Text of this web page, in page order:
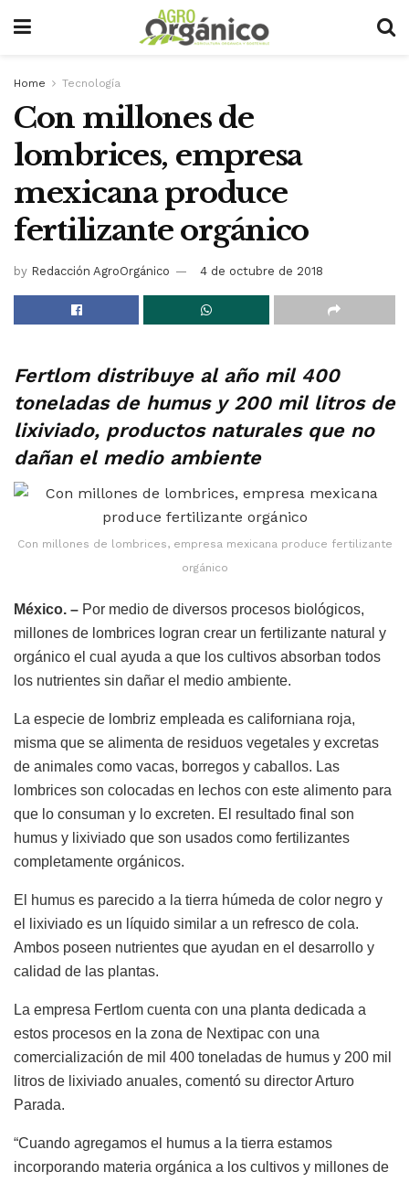
Home Tecnología
Con millones de
lombrices, empresa
mexicana produce
fertilizante orgánico
by Redacción AgroOrgánico 4 de octubre de 2018
Fertlom distribuye al año mil 400
toneladas de humus y 200 mil litros de
lixiviado, productos naturales que no
dañan el medio ambiente
Con millones de lombrices, empresa mexicana produce fertilizante
orgánico
México. – Por medio de diversos procesos biológicos,
millones de lombrices logran crear un fertilizante natural y
orgánico el cual ayuda a que los cultivos absorban todos
los nutrientes sin dañar el medio ambiente.
La especie de lombriz empleada es californiana roja,
misma que se alimenta de residuos vegetales y excretas
de animales como vacas, borregos y caballos. Las
lombrices son colocadas en lechos con este alimento para
que lo consuman y lo excreten. El resultado final son
humus y lixiviado que son usados como fertilizantes
completamente orgánicos.
El humus es parecido a la tierra húmeda de color negro y
el lixiviado es un líquido similar a un refresco de cola.
Ambos poseen nutrientes que ayudan en el desarrollo y
calidad de las plantas.
La empresa Fertlom cuenta con una planta dedicada a
estos procesos en la zona de Nextipac con una
comercialización de mil 400 toneladas de humus y 200 mil
litros de lixiviado anuales, comentó su director Arturo
Parada.
“Cuando agregamos el humus a la tierra estamos
incorporando materia orgánica a los cultivos y millones de